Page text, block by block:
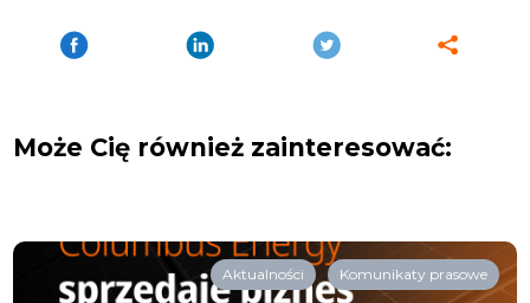
Może Cię również zainteresować:
Aktualności Komunikaty prasowe